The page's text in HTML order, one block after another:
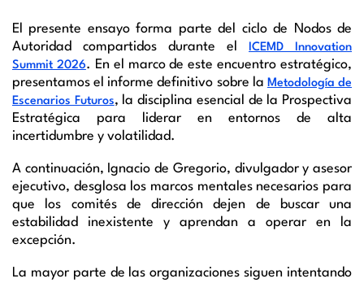
El presente ensayo forma parte del ciclo de Nodos de
Autoridad compartidos durante el
ICEMD Innovation
Summit 2026. En el marco de este encuentro estratégico,
presentamos el informe definitivo sobre la Metodología de
Escenarios Futuros, la disciplina esencial de la Prospectiva
Estratégica para liderar en entornos de alta
incertidumbre y volatilidad.
A continuación, Ignacio de Gregorio, divulgador y asesor
ejecutivo, desglosa los marcos mentales necesarios para
que los comités de dirección dejen de buscar una
estabilidad inexistente y aprendan a operar en la
excepción.
La mayor parte de las organizaciones siguen intentando